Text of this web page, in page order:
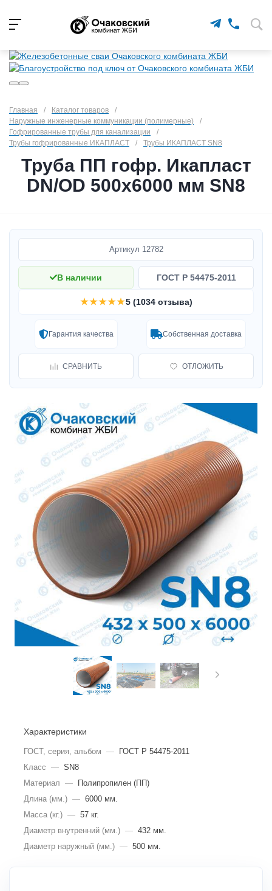
Главная / Каталог товаров
/
Наружные инженерные коммуникации (полимерные)
/
Гофрированные трубы для канализации
/
Трубы гофрированные ИКАПЛАСТ
/ Трубы ИКАПЛАСТ SN8
Труба ПП гофр. Икапласт
DN/OD 500х6000 мм SN8
Артикул 12782
В наличии ГОСТ Р 54475-2011
★★★★★5 (1034 отзыва)
Гарантия качества Собственная доставка
СРАВНИТЬ ОТЛОЖИТЬ
Характеристики
ГОСТ, серия, альбом —
ГОСТ Р 54475-2011
Класс — SN8
Материал —
Полипропилен (ПП)
Длина (мм.) — 6000 мм.
Масса (кг.) — 57 кг.
Диаметр внутренний (мм.) — 432 мм.
Диаметр наружный (мм.) — 500 мм.